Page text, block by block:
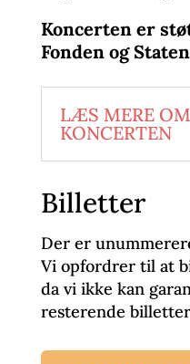
Koncerten er
Fonden og
LÆS MERE OM
KONCERTEN
Billetter
Der er
Vi opfordrer til at
da vi ikke kan
resterende